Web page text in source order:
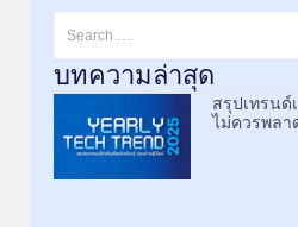
บทความล่าสุด
สรุปเทรนด์
ไม่ควรพลา